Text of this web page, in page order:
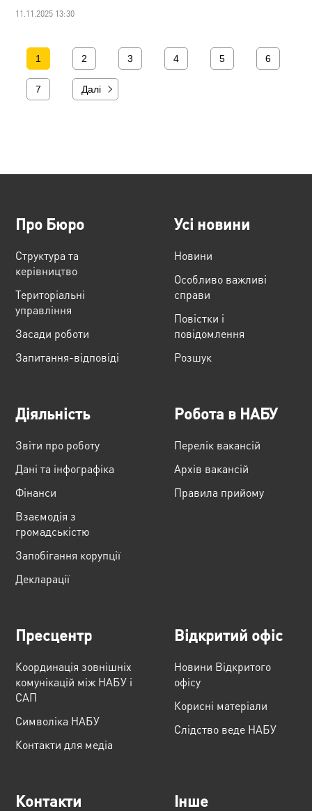
11.11.2025 13:30
1 2 3 4 5 6
7 Далі
Про Бюро
Структура та
керівництво
Територіальні
управління
Засади роботи
Запитання-відповіді
Усі новини
Новини
Особливо важливі
справи
Повістки і
повідомлення
Розшук
Діяльність
Звіти про роботу
Дані та інфографіка
Фінанси
Взаємодія з
громадськістю
Запобігання корупції
Декларації
Робота в НАБУ
Перелік вакансій
Архів вакансій
Правила прийому
Пресцентр
Координація зовнішніх
комунікацій між НАБУ і
САП
Cимволіка НАБУ
Контакти для медіа
Відкритий офіс
Новини Відкритого
офісу
Корисні матеріали
Слідство веде НАБУ
Контакти Інше